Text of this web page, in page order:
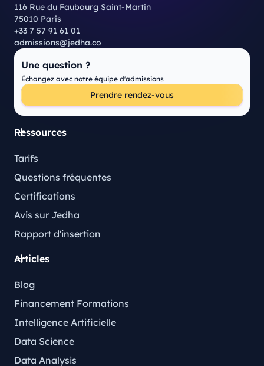
116 Rue du Faubourg Saint-Martin
75010 Paris
+33 7 57 91 61 01
admissions@jedha.co
Une question ?
Échangez avec notre équipe d'admissions
Prendre rendez-vous
Ressources
Tarifs
Questions fréquentes
Certifications
Avis sur Jedha
Rapport d'insertion
Articles
Blog
Financement Formations
Intelligence Artificielle
Data Science
Data Analysis